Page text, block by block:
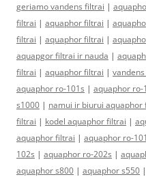
geriamo vandens filtrai |
filtrai | aquaphor filtrai |
filtrai | aquaphor filtrai |
aquapgor filtrai ir nauda |
filtrai | aquaphor filtrai |
aquaphor ro-101s | aquaphor ro-
s1000 | namui ir biurui aquaphor
filtrai | kodel aquaphor filtrai |
aquaphor filtrai | aquaphor ro-
102s | aquaphor ro-202s |
aquaphor s800 | aquaphor s550 |